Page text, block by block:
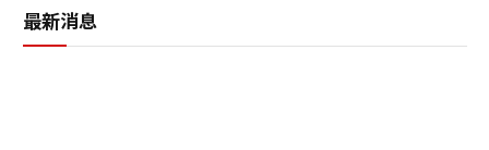
最新消息